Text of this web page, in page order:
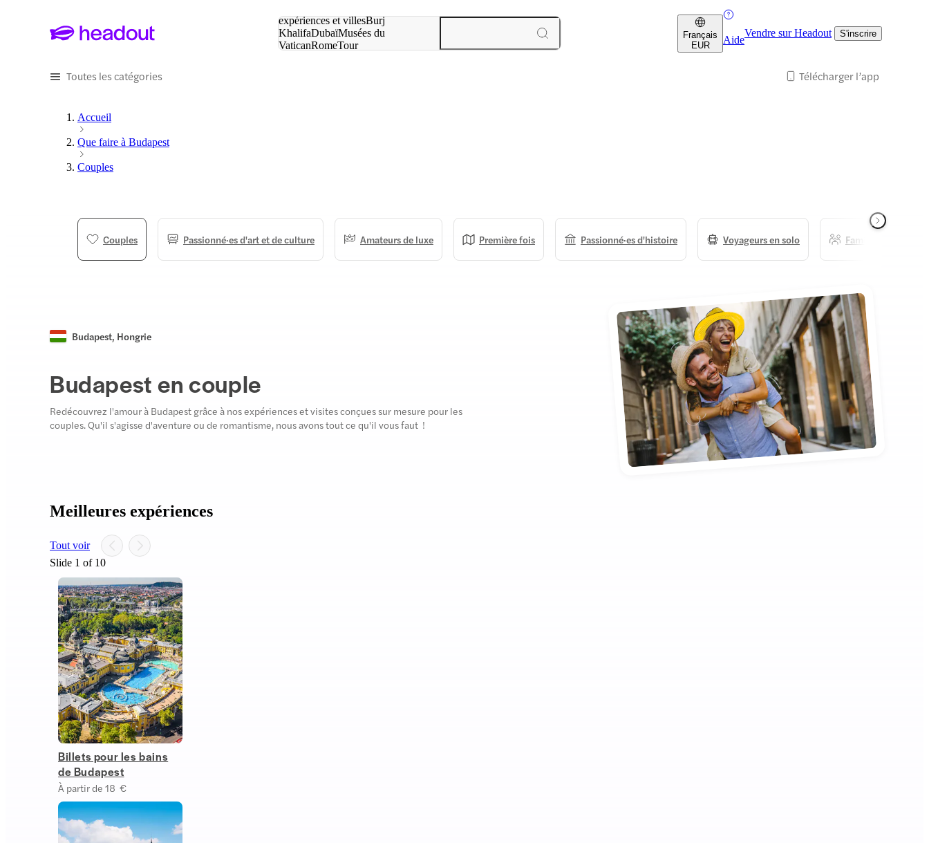
expériences et villesBurj
KhalifaDubaïMusées du
VaticanRomeTour
Français
EUR
Aide
Vendre sur Headout S'inscrire
Toutes les catégories Télécharger l’app
Accueil
Que faire à Budapest
Couples
Couples Passionné·es d'art et de culture Amateurs de luxe Première fois Passionné·es d'histoire Voyageurs en solo Familles
Budapest, Hongrie
Budapest en couple
Redécouvrez l'amour à Budapest grâce à nos expériences et visites conçues sur mesure pour les
couples. Qu'il s'agisse d'aventure ou de romantisme, nous avons tout ce qu'il vous faut !
Meilleures expériences
Tout voir
Slide 1 of 10
Billets pour les bains
de Budapest
À partir de 18 €